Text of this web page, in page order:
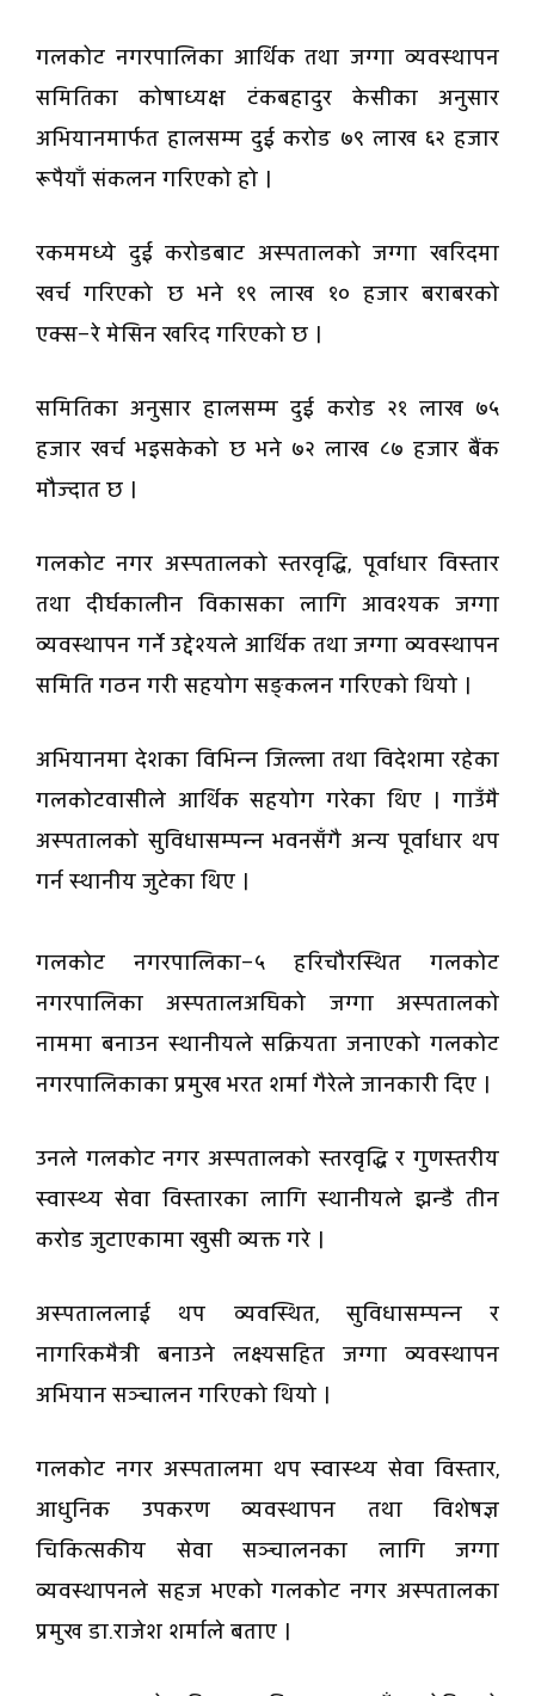
गलकोट नगरपालिका आर्थिक तथा जग्गा व्यवस्थापन
समितिका कोषाध्यक्ष टंकबहादुर केसीका अनुसार
अभियानमार्फत हालसम्म दुई करोड ७९ लाख ६२ हजार
रूपैयाँ संकलन गरिएको हो ।
रकममध्ये दुई करोडबाट अस्पतालको जग्गा खरिदमा
खर्च गरिएको छ भने १९ लाख १० हजार बराबरको
एक्स–रे मेसिन खरिद गरिएको छ ।
समितिका अनुसार हालसम्म दुई करोड २१ लाख ७५
हजार खर्च भइसकेको छ भने ७२ लाख ८७ हजार बैंक
मौज्दात छ ।
गलकोट नगर अस्पतालको स्तरवृद्धि, पूर्वाधार विस्तार
तथा दीर्घकालीन विकासका लागि आवश्यक जग्गा
व्यवस्थापन गर्ने उद्देश्यले आर्थिक तथा जग्गा व्यवस्थापन
समिति गठन गरी सहयोग सङ्कलन गरिएको थियो ।
अभियानमा देशका विभिन्न जिल्ला तथा विदेशमा रहेका
गलकोटवासीले आर्थिक सहयोग गरेका थिए । गाउँमै
अस्पतालको सुविधासम्पन्न भवनसँगै अन्य पूर्वाधार थप
गर्न स्थानीय जुटेका थिए ।
गलकोट नगरपालिका–५ हरिचौरस्थित गलकोट
नगरपालिका अस्पतालअघिको जग्गा अस्पतालको
नाममा बनाउन स्थानीयले सक्रियता जनाएको गलकोट
नगरपालिकाका प्रमुख भरत शर्मा गैरेले जानकारी दिए ।
उनले गलकोट नगर अस्पतालको स्तरवृद्धि र गुणस्तरीय
स्वास्थ्य सेवा विस्तारका लागि स्थानीयले झन्डै तीन
करोड जुटाएकामा खुसी व्यक्त गरे ।
अस्पताललाई थप व्यवस्थित, सुविधासम्पन्न र
नागरिकमैत्री बनाउने लक्ष्यसहित जग्गा व्यवस्थापन
अभियान सञ्चालन गरिएको थियो ।
गलकोट नगर अस्पतालमा थप स्वास्थ्य सेवा विस्तार,
आधुनिक उपकरण व्यवस्थापन तथा विशेषज्ञ
चिकित्सकीय सेवा सञ्चालनका लागि जग्गा
व्यवस्थापनले सहज भएको गलकोट नगर अस्पतालका
प्रमुख डा.राजेश शर्माले बताए ।